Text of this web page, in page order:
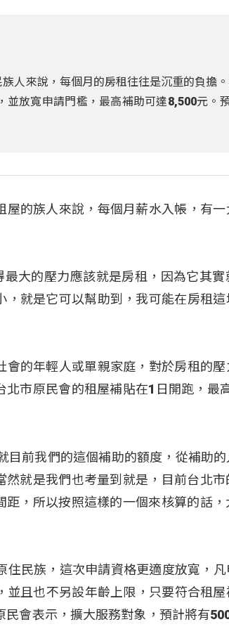
人來說，每個月的房租往往是沉重的負擔
並放寬申請門檻，最高補助可達8,500元。
屋的族人來說，每個月薪水入帳，有
大的壓力應該就是房租，因為它其實
就是它可以幫助到，我可能在房租
的年輕人或單親家庭，對於房租的
市原民會的租屋補貼在1日開跑，最
目前我們的這個補助的額度，從補助
就是我們也考量到就是，目前台北市
，所以按照這樣的一個來核算的話
住民族，這次申請資格更適度放寬，
且也不另設年齡上限，只要符合租
會表示，擴大服務對象，預計將有